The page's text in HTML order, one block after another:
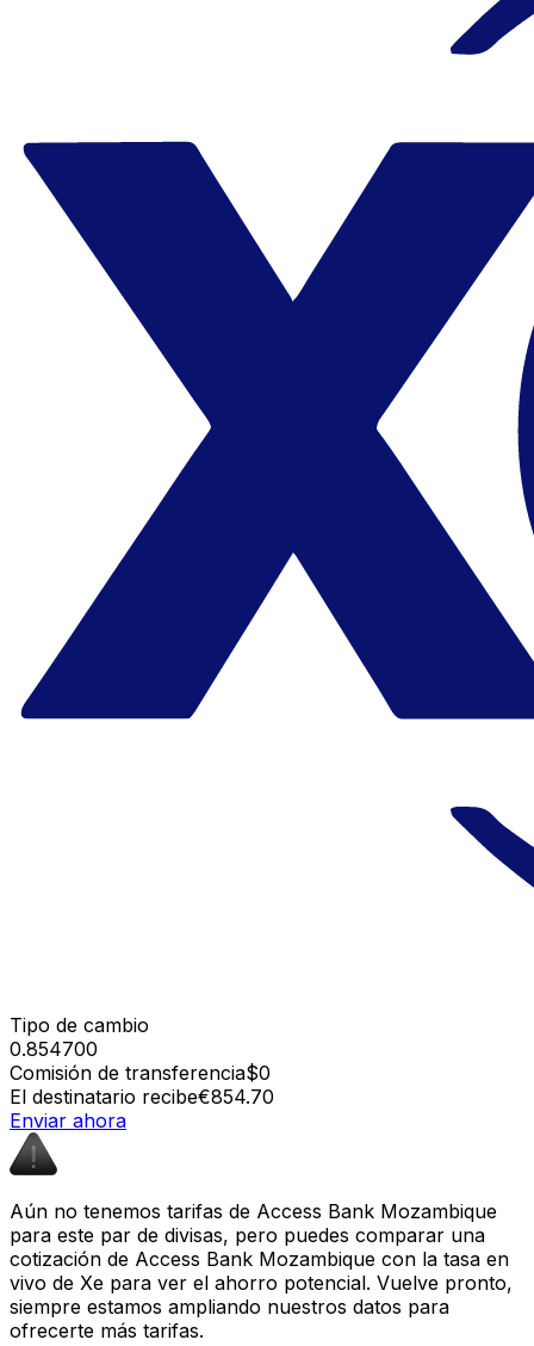
Tipo de cambio
0.854700
Comisión de transferencia$0
El destinatario recibe€854.70
Enviar ahora
Aún no tenemos tarifas de Access Bank Mozambique
para este par de divisas, pero puedes comparar una
cotización de Access Bank Mozambique con la tasa en
vivo de Xe para ver el ahorro potencial. Vuelve pronto,
siempre estamos ampliando nuestros datos para
ofrecerte más tarifas.